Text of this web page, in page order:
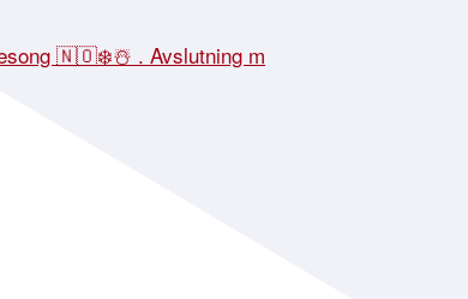
🇳🇴❄️☃️ . Avslutning m